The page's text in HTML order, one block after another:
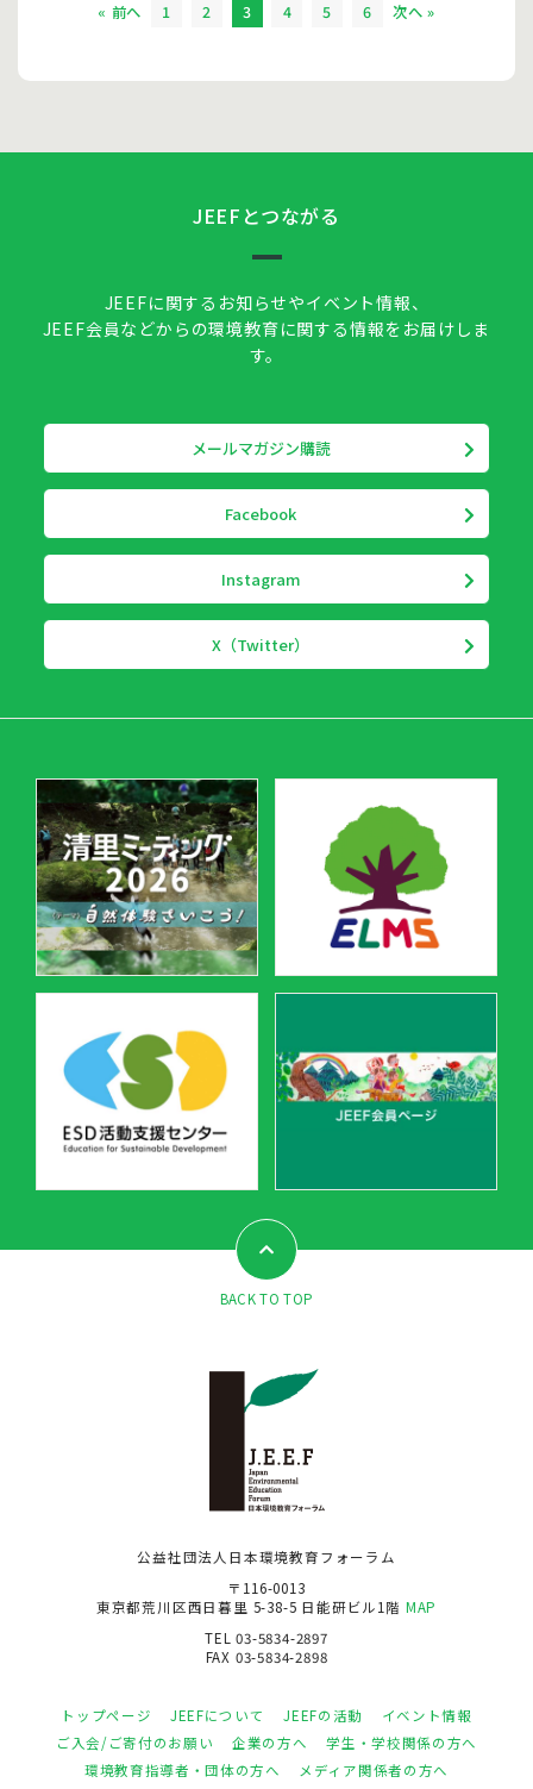
« 前へ 1 2 3 4 5 6 次へ »
JEEFとつながる
JEEFに関するお知らせやイベント情報、
JEEF会員などからの環境教育に関する情報をお届けしま
す。
メールマガジン購読
Facebook
Instagram
X（Twitter）
BACK TO TOP
公益社団法人日本環境教育フォーラム
〒116-0013
東京都荒川区西日暮里 5-38-5 日能研ビル1階 MAP
TEL 03-5834-2897
FAX 03-5834-2898
トップページ JEEFについて JEEFの活動
イベント情報
ご入会/ご寄付のお願い
企業の方へ
学生・学校関係の方へ
環境教育指導者・団体の方へ
メディア関係者の方へ